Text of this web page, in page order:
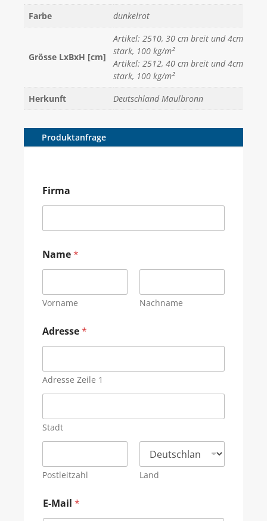
Farbe
dunkelrot
Grösse LxBxH [cm]
Artikel: 2510, 30 cm breit und 4cm
stark, 100 kg/m²
Artikel: 2512, 40 cm breit und 4cm
stark, 100 kg/m²
Herkunft
Deutschland Maulbronn
Produktanfrage
Firma
Name*
Vorname Nachname
Adresse*
Adresse Zeile 1
Stadt
Postleitzahl Land
E-Mail *